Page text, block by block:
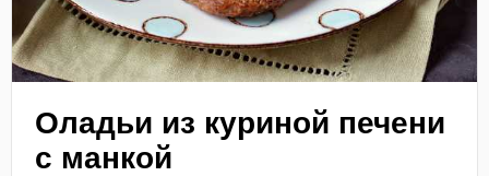
Оладьи из куриной печени
с манкой